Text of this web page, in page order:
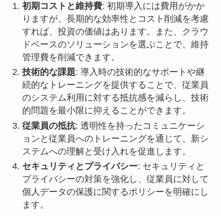
初期コストと維持費: 初期導入には費用がかか
りますが、長期的な効率性とコスト削減を考慮
すれば、投資の価値はあります。また、クラウ
ドベースのソリューションを選ぶことで、維持
管理費を削減できます。
技術的な課題: 導入時の技術的なサポートや継
続的なトレーニングを提供することで、従業員
のシステム利用に対する抵抗感を減らし、技術
的問題を最小限に抑えることができます。
従業員の抵抗: 透明性を持ったコミュニケーシ
ョンと従業員へのトレーニングを通じて、新シ
ステムへの理解と受け入れを促進します。
セキュリティとプライバシー: セキュリティと
プライバシーの対策を強化し、従業員に対して
個人データの保護に関するポリシーを明確にし
ます。